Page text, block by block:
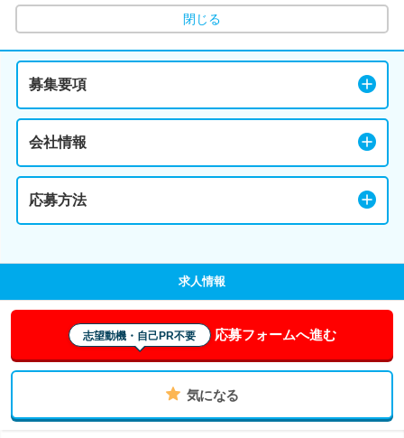
閉じる
募集要項
会社情報
応募方法
求人情報
志望動機・自己PR不要 応募フォームへ進む
気になる